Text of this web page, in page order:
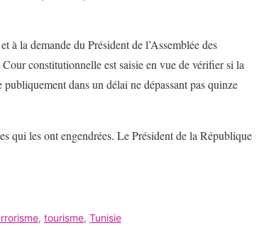
à la demande du Président de l’Assemblée des
constitutionnelle est saisie en vue de vérifier si la
dans un délai ne dépassant pas quinze
qui les ont engendrées. Le Président de la République
, tourisme, Tunisie